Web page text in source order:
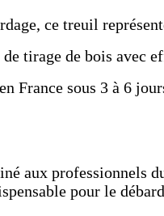
ce treuil
tirage de bois avec
France sous 3 à 6
aux professionnels
pour le